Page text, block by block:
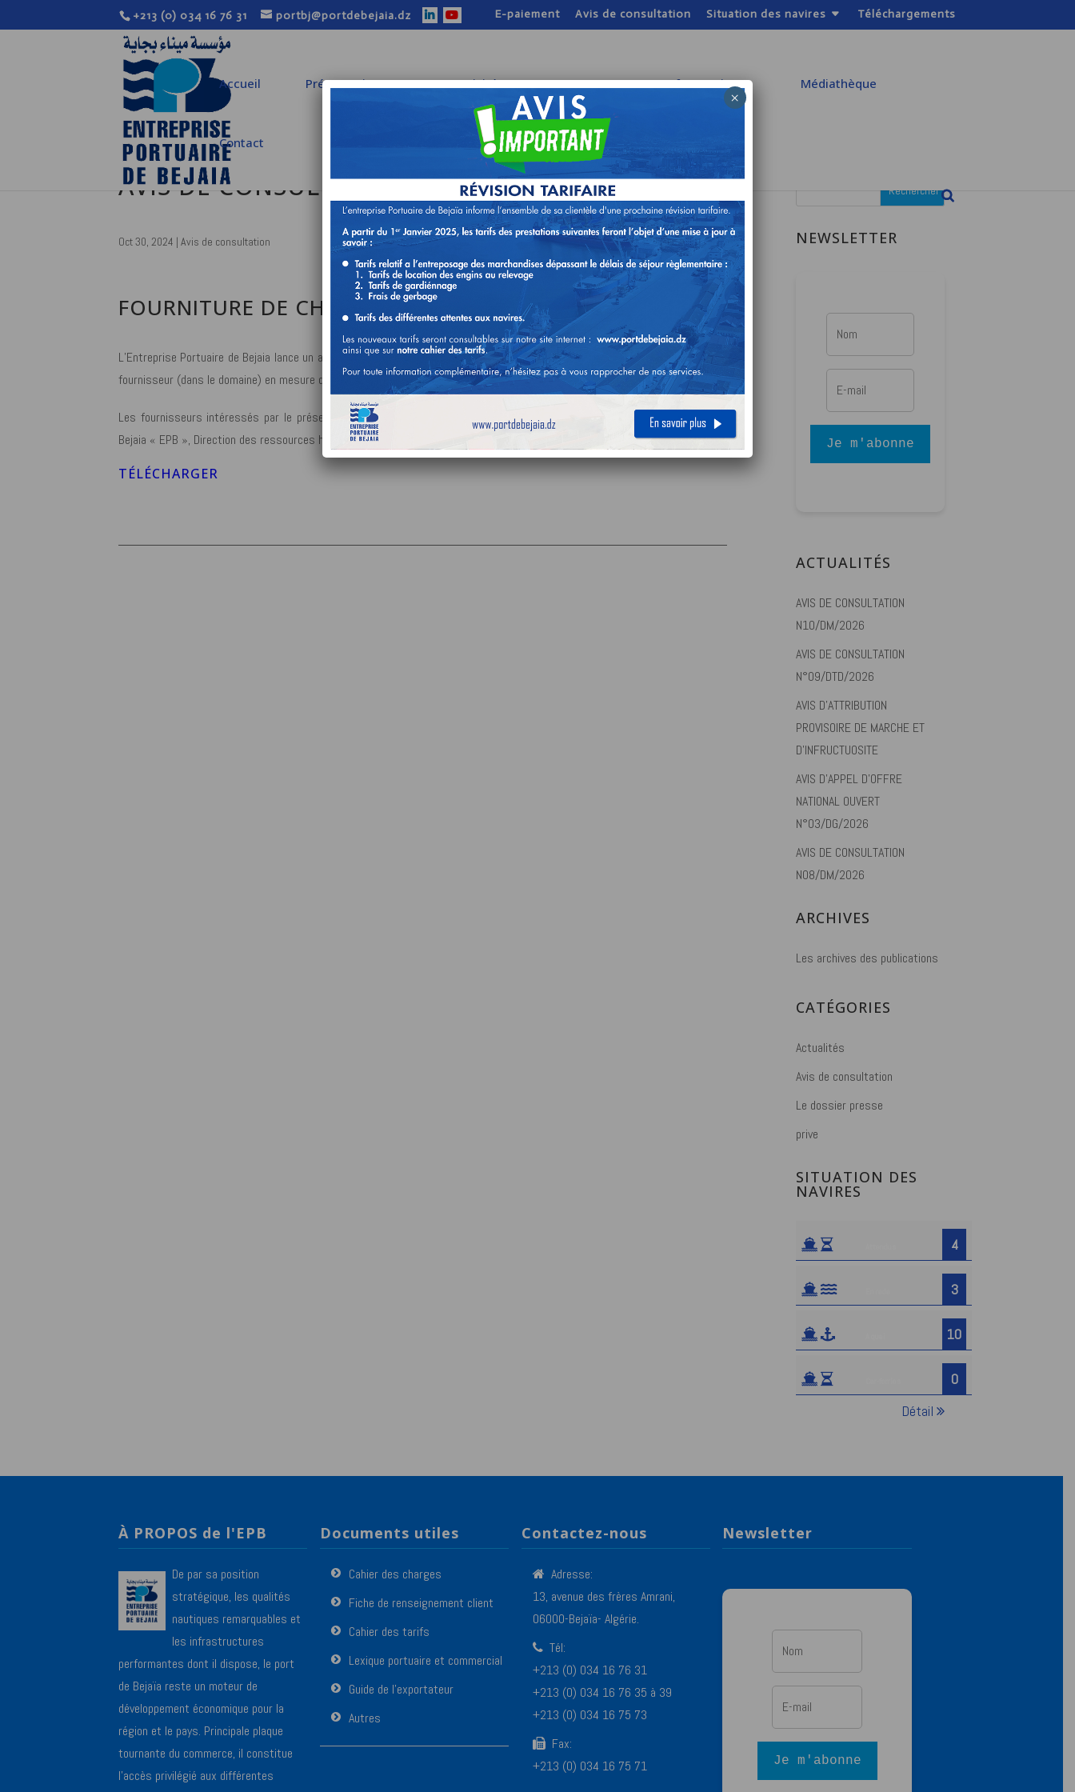
+213 (0) 034 16 76 31 portbj@portdebejaia.dz E-paiement Avis de consultation Situation des navires Téléchargements
Accueil Présentation Nos activités Nos atouts Infos pratiques Médiathèque
Contact
AVIS DE CONSULTATION N°05/DRH/2024
Oct 30, 2024 | Avis de consultation
FOURNITURE DE CHAUSSURE DE SÉCURITÉ ET DE VILLE.
L’Entreprise Portuaire de Bejaia lance un avis de consultation, dans le cadre d’un contrat a commandes, pour la sélection d’un
fournisseur (dans le domaine) en mesure de fournir la chaussure de sécurité et de ville pour son personnel.
Les fournisseurs intéressés par le présent avis, peuvent retirer le cahier des charges auprès de l’Entreprise Portuaire de
Bejaia « EPB », Direction des ressources humaine, sise au 13, Avenue des frères Amrani, 06000 Bejaia.
TÉLÉCHARGER
NEWSLETTER
Je m'abonne
ACTUALITÉS
AVIS DE CONSULTATION
N10/DM/2026
AVIS DE CONSULTATION
N°09/DTD/2026
AVIS D’ATTRIBUTION
PROVISOIRE DE MARCHE ET
D’INFRUCTUOSITE
AVIS D’APPEL D’OFFRE
NATIONAL OUVERT
N°03/DG/2026
AVIS DE CONSULTATION
N08/DM/2026
ARCHIVES
Les archives des publications
CATÉGORIES
Actualités
Avis de consultation
Le dossier presse
prive
SITUATION DES
NAVIRES
4
3
10
0
Détail
À PROPOS de l'EPB
De par sa position
stratégique, les qualités
nautiques remarquables et
les infrastructures
performantes dont il dispose, le port
de Bejaïa reste un moteur de
développement économique pour la
région et le pays. Principale plaque
tournante du commerce, il constitue
l’accès privilégié aux différentes
Documents utiles
Cahier des charges
Fiche de renseignement client
Cahier des tarifs
Lexique portuaire et commercial
Guide de l’exportateur
Autres
Contactez-nous
Adresse:
13, avenue des frères Amrani,
06000-Bejaïa- Algérie.
Tél:
+213 (0) 034 16 76 31
+213 (0) 034 16 76 35 à 39
+213 (0) 034 16 75 73
Fax:
+213 (0) 034 16 75 71
Newsletter
Je m'abonne
×